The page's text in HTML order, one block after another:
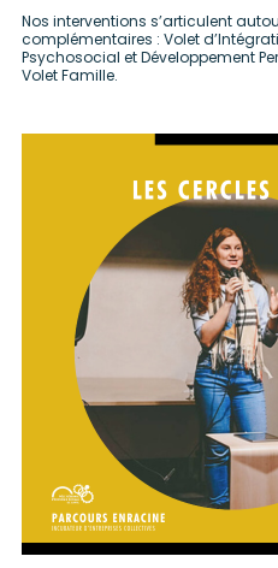
Nos interventions s’articulent
complémentaires : Volet
Psychosocial et Développement
Volet Famille.